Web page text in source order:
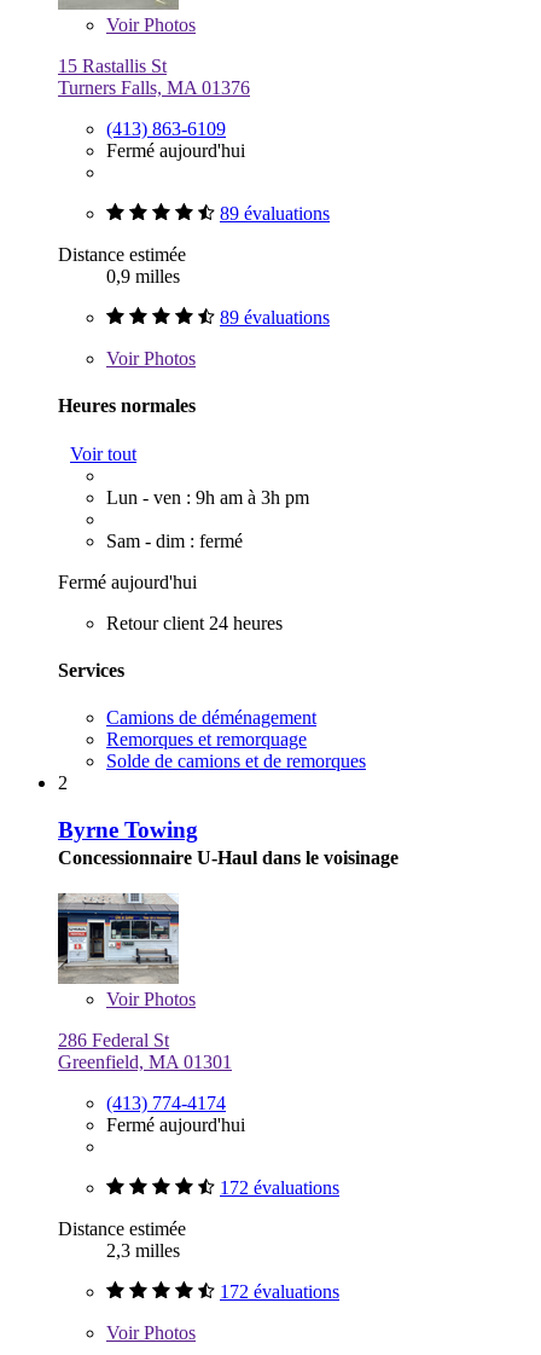
VoirPhotos
15 Rastallis St
Turners Falls, MA 01376
(413) 863-6109
Fermé aujourd'hui
89 évaluations
Distance estimée
0,9 milles
89 évaluations
VoirPhotos
Heures normales
Voir tout
Lun - ven : 9h am à 3h pm
Sam - dim : fermé
Fermé aujourd'hui
Retour client 24 heures
Services
Camions de déménagement
Remorques et remorquage
Solde de camions et de remorques
2
Byrne Towing
Concessionnaire U-Haul dans le voisinage
VoirPhotos
286 Federal St
Greenfield, MA 01301
(413) 774-4174
Fermé aujourd'hui
172 évaluations
Distance estimée
2,3 milles
172 évaluations
VoirPhotos